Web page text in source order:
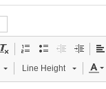
Line Height